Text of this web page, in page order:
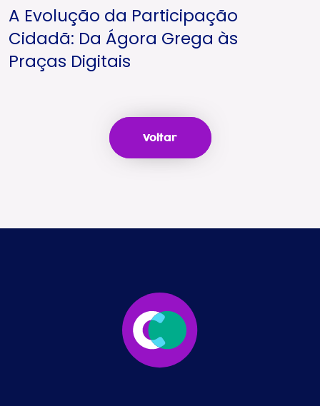
A Evolução da Participação
Cidadã: Da Ágora Grega às
Praças Digitais
Voltar